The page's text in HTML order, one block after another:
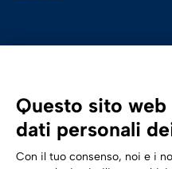
Questo sito
dati personali
Con il tuo consenso, noi e i